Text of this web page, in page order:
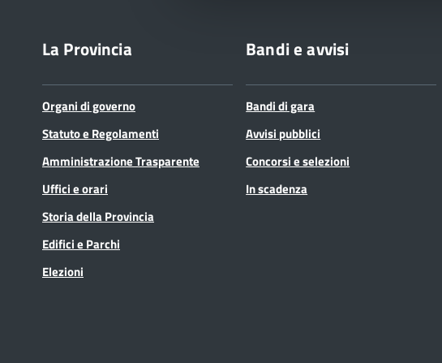
La Provincia
Organi di governo
Statuto e Regolamenti
Amministrazione Trasparente
Uffici e orari
Storia della Provincia
Edifici e Parchi
Elezioni
Bandi e avvisi
Bandi di gara
Avvisi pubblici
Concorsi e selezioni
In scadenza